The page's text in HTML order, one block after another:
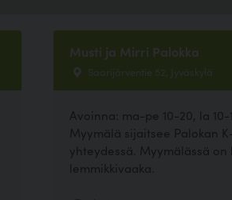
Musti ja Mirri Palokka
Saarijärventie 52, Jyväskylä
Avoinna: ma-pe 10-20, la 10-
Myymälä sijaitsee Palokan
yhteydessä. Myymälässä on
lemmikkivaaka.